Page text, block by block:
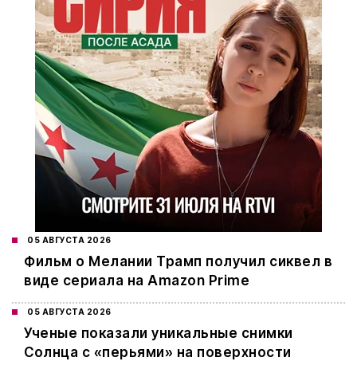
05 АВГУСТА 2026
Фильм о Мелании Трамп получил сиквел в
виде сериала на Amazon Prime
05 АВГУСТА 2026
Ученые показали уникальные снимки
Солнца с «перьями» на поверхности